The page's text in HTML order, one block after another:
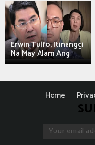
Erwin Tulfo, Itinanggi
Na May Alam Ang
Home